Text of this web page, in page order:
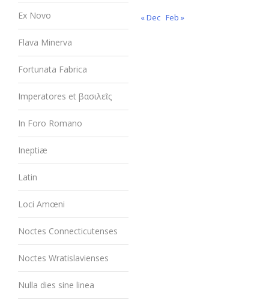
Ex Novo
Flava Minerva
Fortunata Fabrica
Imperatores et βασιλεῖς
In Foro Romano
Ineptiæ
Latin
Loci Amœni
Noctes Connecticutenses
Noctes Wratislavienses
Nulla dies sine linea
« Dec Feb »